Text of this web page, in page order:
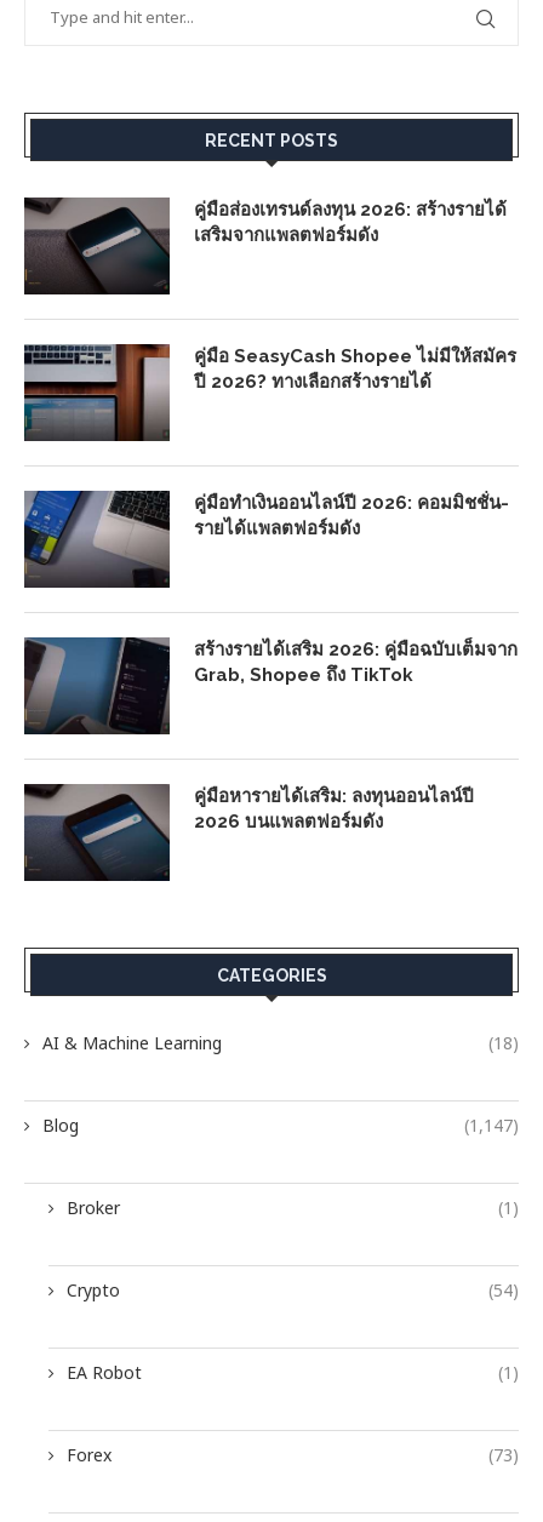
RECENT POSTS
คู่มือส่องเทรนด์ลงทุน 2026: สร้างรายได้
เสริมจากแพลตฟอร์มดัง
คู่มือ SeasyCash Shopee ไม่มีให้สมัคร
ปี 2026? ทางเลือกสร้างรายได้
คู่มือทำเงินออนไลน์ปี 2026: คอมมิชชั่น-
รายได้แพลตฟอร์มดัง
สร้างรายได้เสริม 2026: คู่มือฉบับเต็มจาก
Grab, Shopee ถึง TikTok
คู่มือหารายได้เสริม: ลงทุนออนไลน์ปี
2026 บนแพลตฟอร์มดัง
CATEGORIES
AI & Machine Learning (18)
Blog (1,147)
Broker (1)
Crypto (54)
EA Robot (1)
Forex (73)